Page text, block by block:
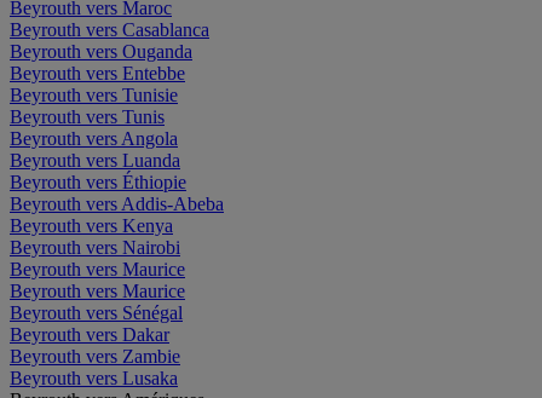
Beyrouth vers Maroc
Beyrouth vers Casablanca
Beyrouth vers Ouganda
Beyrouth vers Entebbe
Beyrouth vers Tunisie
Beyrouth vers Tunis
Beyrouth vers Angola
Beyrouth vers Luanda
Beyrouth vers Éthiopie
Beyrouth vers Addis-Abeba
Beyrouth vers Kenya
Beyrouth vers Nairobi
Beyrouth vers Maurice
Beyrouth vers Maurice
Beyrouth vers Sénégal
Beyrouth vers Dakar
Beyrouth vers Zambie
Beyrouth vers Lusaka